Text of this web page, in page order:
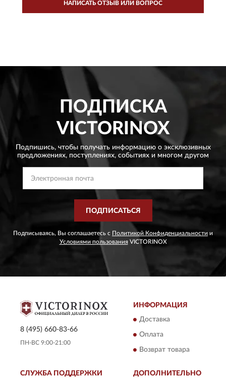
НАПИСАТЬ ОТЗЫВ ИЛИ ВОПРОС
ПОДПИСКА
VICTORINOX
Подпишись, чтобы получать информацию о эксклюзивных
предложениях, поступлениях, событиях и многом другом
ПОДПИСАТЬСЯ
Подписываясь, Вы соглашаетесь с Политикой Конфиденциальности и
Условиями пользованияVICTORINOX
8 (495) 660-83-66
ПН-ВС 9:00-21:00
ИНФОРМАЦИЯ
Доставка
Оплата
Возврат товара
СЛУЖБА ПОДДЕРЖКИ ДОПОЛНИТЕЛЬНО